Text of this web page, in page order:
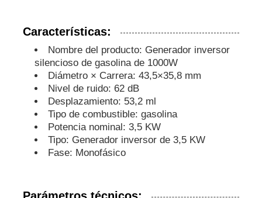
Grupo electrógeno de soldadura
motor diesel del generador
bomba de aguas residuales
Características:
Nombre del producto: Generador inversor
silencioso de gasolina de 1000W
Diámetro × Carrera: 43,5×35,8 mm
Nivel de ruido: 62 dB
Desplazamiento: 53,2 ml
Tipo de combustible: gasolina
Potencia nominal: 3,5 KW
Tipo: Generador inversor de 3,5 KW
Fase: Monofásico
Parámetros técnicos: